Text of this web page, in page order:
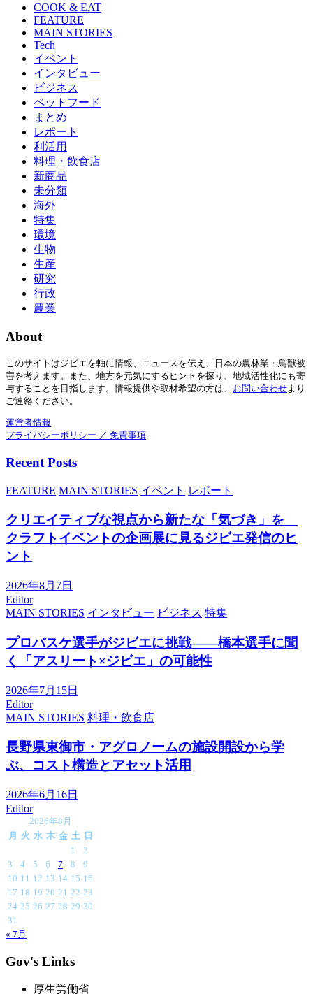
COOK & EAT
FEATURE
MAIN STORIES
Tech
イベント
インタビュー
ビジネス
ペットフード
まとめ
レポート
利活用
料理・飲食店
新商品
未分類
海外
特集
環境
生物
生産
研究
行政
農業
About
このサイトはジビエを軸に情報、ニュースを伝え、日本の農林業・鳥獣被
害を考えます。また、地方を元気にするヒントを探り、地域活性化にも寄
与することを目指します。情報提供や取材希望の方は、 お問い合わせより
ご連絡ください。
運営者情報
プライバシーポリシー ／ 免責事項
Recent Posts
FEATURE MAIN STORIES イベント レポート
クリエイティブな視点から新たな「気づき」を
クラフトイベントの企画展に見るジビエ発信のヒ
ント
2026年8月7日
Editor
MAIN STORIES インタビュー ビジネス 特集
プロバスケ選手がジビエに挑戦――橋本選手に聞
く「アスリート×ジビエ」の可能性
2026年7月15日
Editor
MAIN STORIES 料理・飲食店
長野県東御市・アグロノームの施設開設から学
ぶ、コスト構造とアセット活用
2026年6月16日
Editor
2026年8月
月
火 水 木 金 土 日
1
2
3
4 5 6 7 8
9
10 11 12 13 14 15 16
17 18 19 20 21 22 23
24 25 26 27 28 29 30
31
« 7月
Gov's Links
厚生労働省